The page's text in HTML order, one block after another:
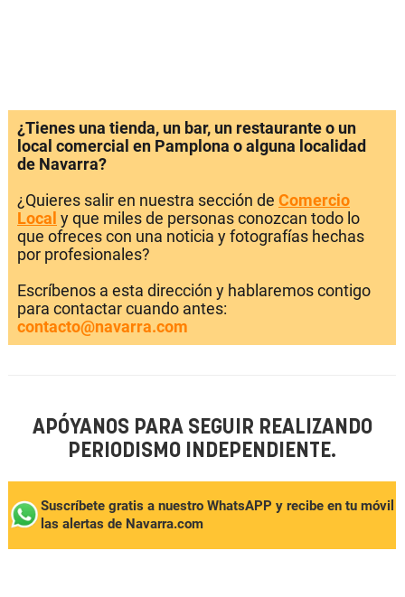
¿Tienes una tienda, un bar, un restaurante o un
local comercial en Pamplona o alguna localidad
de Navarra?
¿Quieres salir en nuestra sección de Comercio
Local y que miles de personas conozcan todo lo
que ofreces con una noticia y fotografías hechas
por profesionales?
Escríbenos a esta dirección y hablaremos contigo
para contactar cuando antes:
contacto@navarra.com
APÓYANOS PARA SEGUIR REALIZANDO
PERIODISMO INDEPENDIENTE.
Suscríbete gratis a nuestro WhatsAPP y recibe en tu móvil
las alertas de Navarra.com